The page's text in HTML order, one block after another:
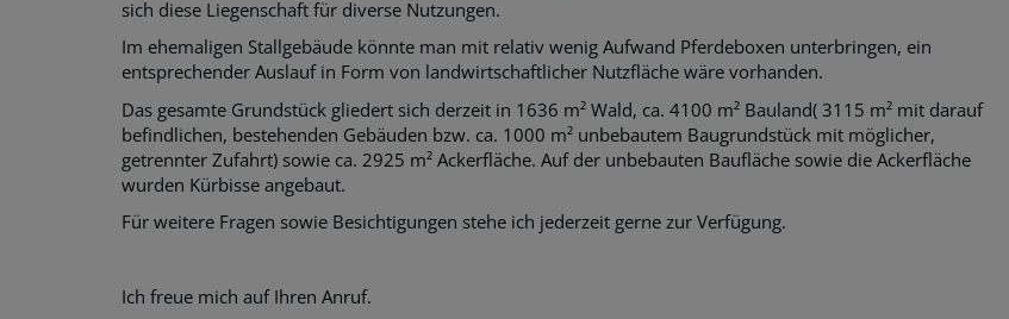
sich diese Liegenschaft für diverse Nutzungen.
Im ehemaligen Stallgebäude könnte man mit relativ wenig Aufwand Pferdeboxen unterbringen, ein
entsprechender Auslauf in Form von landwirtschaftlicher Nutzfläche wäre vorhanden.
Das gesamte Grundstück gliedert sich derzeit in 1636 m² Wald, ca. 4100 m² Bauland( 3115 m² mit darauf
befindlichen, bestehenden Gebäuden bzw. ca. 1000 m² unbebautem Baugrundstück mit möglicher,
getrennter Zufahrt) sowie ca. 2925 m² Ackerfläche. Auf der unbebauten Baufläche sowie die Ackerfläche
wurden Kürbisse angebaut.
Für weitere Fragen sowie Besichtigungen stehe ich jederzeit gerne zur Verfügung.
Ich freue mich auf Ihren Anruf.